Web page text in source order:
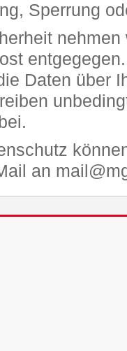
Sperrung
Daten über
an